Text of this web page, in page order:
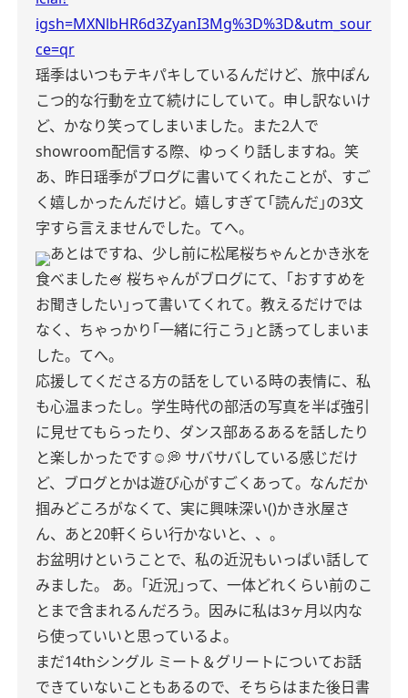
igsh=MXNlbHR6d3ZyanI3Mg%3D%3D&utm_sour
ce=qr
瑶季はいつもテキパキしているんだけど、旅中ぽん
こつ的な行動を立て続けにしていて。申し訳ないけ
ど、かなり笑ってしまいました。また2人で
showroom配信する際、ゆっくり話しますね。笑
あ、昨日瑶季がブログに書いてくれたことが、すご
く嬉しかったんだけど。嬉しすぎて｢読んだ｣の3文
字すら言えませんでした。てへ。
あとはですね、少し前に松尾桜ちゃんとかき氷を
食べました🍧 桜ちゃんがブログにて、｢おすすめを
お聞きしたい｣って書いてくれて。教えるだけでは
なく、ちゃっかり｢一緒に行こう｣と誘ってしまいま
した。てへ。
応援してくださる方の話をしている時の表情に、私
も心温まったし。学生時代の部活の写真を半ば強引
に見せてもらったり、ダンス部あるあるを話したり
と楽しかったです☺️💭 サバサバしている感じだけ
ど、ブログとかは遊び心がすごくあって。なんだか
掴みどころがなくて、実に興味深い()かき氷屋さ
ん、あと20軒くらい行かないと、、。
お盆明けということで、私の近況もいっぱい話して
みました。
あ。｢近況｣って、一体どれくらい前のこ
とまで含まれるんだろう。因みに私は3ヶ月以内な
ら使っていいと思っているよ。
まだ14thシングル ミート＆グリートについてお話
できていないこともあるので、そちらはまた後日書